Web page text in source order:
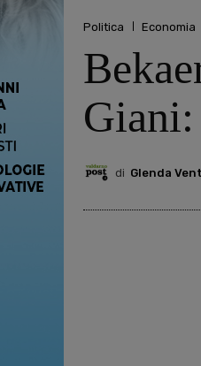
Politica Economia
Giani:
di Glenda